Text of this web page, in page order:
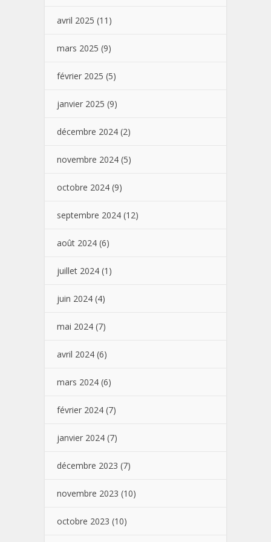
avril 2025 (11)
mars 2025 (9)
février 2025 (5)
janvier 2025 (9)
décembre 2024 (2)
novembre 2024 (5)
octobre 2024 (9)
septembre 2024 (12)
août 2024 (6)
juillet 2024 (1)
juin 2024 (4)
mai 2024 (7)
avril 2024 (6)
mars 2024 (6)
février 2024 (7)
janvier 2024 (7)
décembre 2023 (7)
novembre 2023 (10)
octobre 2023 (10)